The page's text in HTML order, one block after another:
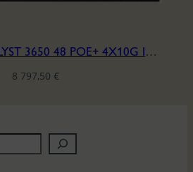
CISCO 6 X CATALYST 3650 48 POE+ 4X10G IPBASE LIC.
8 797,50 €